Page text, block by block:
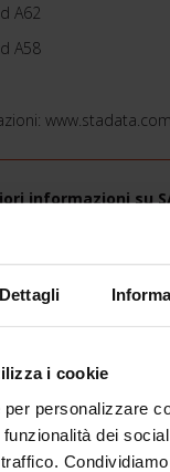
Dettagli
i cookie
personalizzare
dei
A62
A58
www.stadata.com
informazioni su
Contatti »
anche